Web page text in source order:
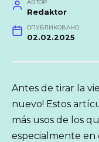
АВТОР
Redaktor
ОПУБЛИКОВАНО
02.02.2025
Antes de tirar la
nuevo! Estos
más usos de los
especialmente en